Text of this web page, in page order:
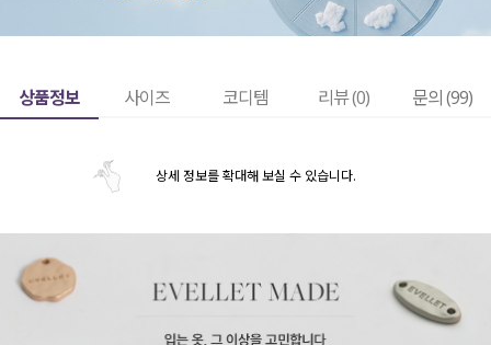
상품정보 사이즈 코디템 리뷰 (0) 문의 (99)
상세 정보를 확대해 보실 수 있습니다.